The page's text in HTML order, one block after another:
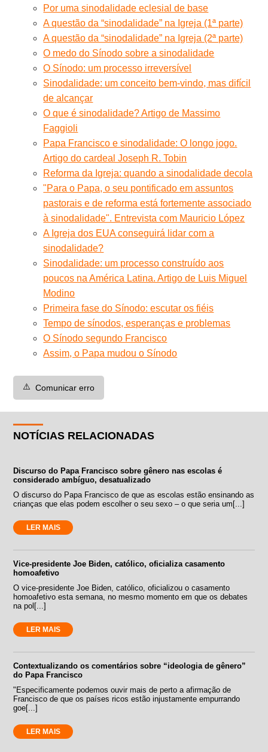
Por uma sinodalidade eclesial de base
A questão da “sinodalidade” na Igreja (1ª parte)
A questão da “sinodalidade” na Igreja (2ª parte)
O medo do Sínodo sobre a sinodalidade
O Sínodo: um processo irreversível
Sinodalidade: um conceito bem-vindo, mas difícil
de alcançar
O que é sinodalidade? Artigo de Massimo
Faggioli
Papa Francisco e sinodalidade: O longo jogo.
Artigo do cardeal Joseph R. Tobin
Reforma da Igreja: quando a sinodalidade decola
"Para o Papa, o seu pontificado em assuntos
pastorais e de reforma está fortemente associado
à sinodalidade". Entrevista com Mauricio López
A Igreja dos EUA conseguirá lidar com a
sinodalidade?
Sinodalidade: um processo construído aos
poucos na América Latina. Artigo de Luis Miguel
Modino
Primeira fase do Sínodo: escutar os fiéis
Tempo de sínodos, esperanças e problemas
O Sínodo segundo Francisco
Assim, o Papa mudou o Sínodo
⚠️ Comunicar erro
NOTÍCIAS RELACIONADAS
Discurso do Papa Francisco sobre gênero nas escolas é
considerado ambíguo, desatualizado
O discurso do Papa Francisco de que as escolas estão ensinando as
crianças que elas podem escolher o seu sexo – o que seria um[...]
LER MAIS
Vice-presidente Joe Biden, católico, oficializa casamento
homoafetivo
O vice-presidente Joe Biden, católico, oficializou o casamento
homoafetivo esta semana, no mesmo momento em que os debates
na pol[...]
LER MAIS
Contextualizando os comentários sobre “ideologia de gênero”
do Papa Francisco
"Especificamente podemos ouvir mais de perto a afirmação de
Francisco de que os países ricos estão injustamente empurrando
goe[...]
LER MAIS